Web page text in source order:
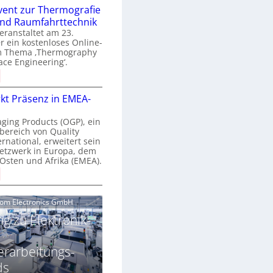
a
zur Thermografie
Raumfahrttechnik
am 23.
ein kostenloses Online-
Thema ‚Thermography
Engineering‘.
T
Präsenz in EMEA-
Products (OGP), ein
von Quality
erweitert sein
in Europa, dem
und Afrika (EMEA).
Electronics GmbH
zu Elektronik-